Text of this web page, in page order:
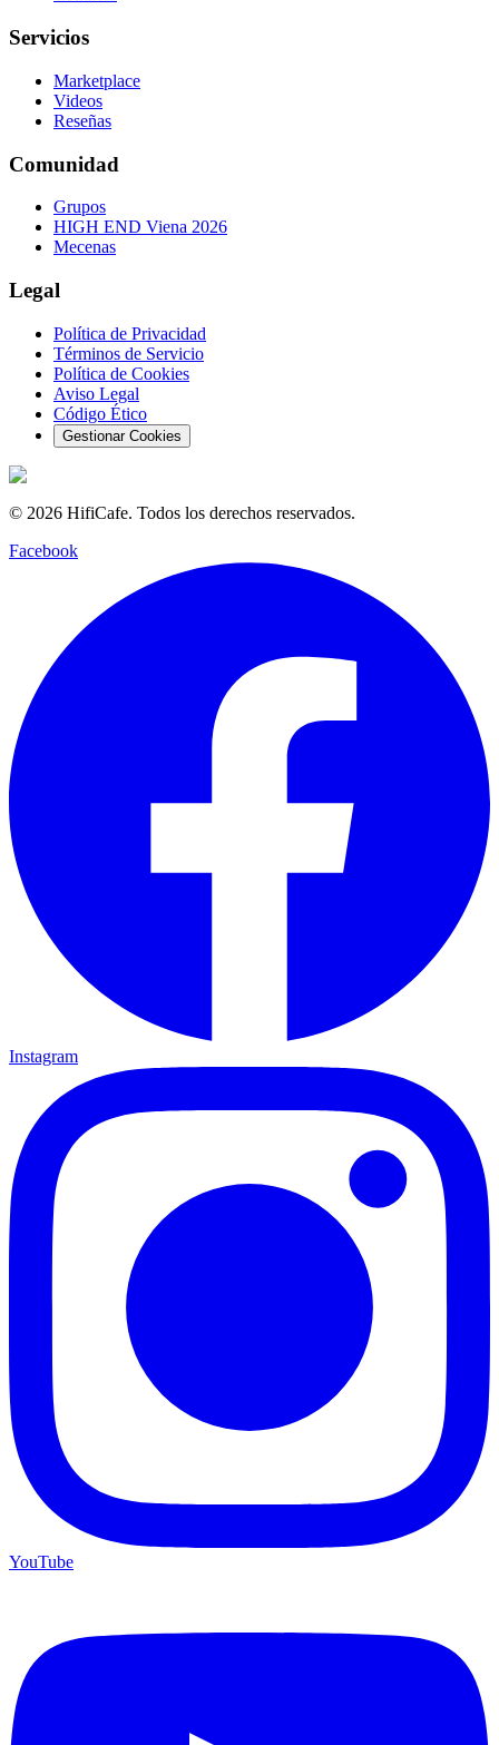
Servicios
Marketplace
Videos
Reseñas
Comunidad
Grupos
HIGH END Viena 2026
Mecenas
Legal
Política de Privacidad
Términos de Servicio
Política de Cookies
Aviso Legal
Código Ético
Gestionar Cookies
© 2026 HifiCafe. Todos los derechos reservados.
Facebook
Instagram
YouTube